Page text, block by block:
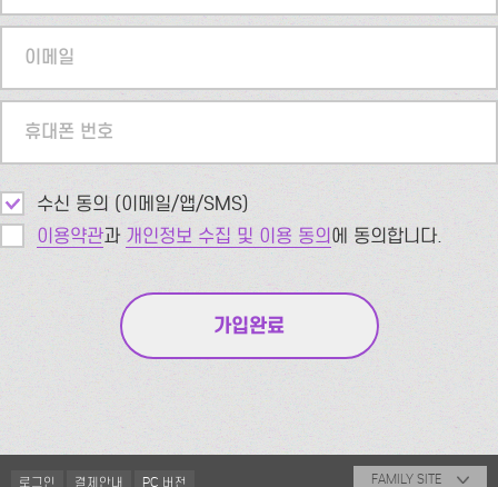
이메일
휴대폰 번호
수신 동의 (이메일/앱/SMS)
이용약관과 개인정보 수집 및 이용 동의에 동의합니다.
로그인 결제안내 PC 버전 FAMILY SITE